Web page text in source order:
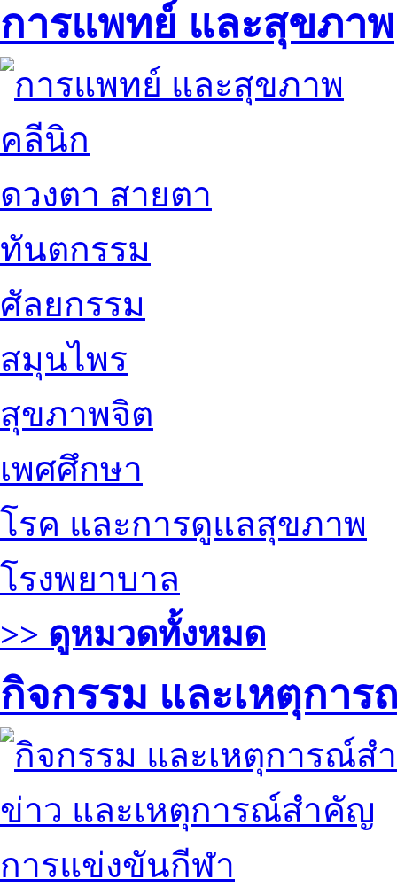
การแพทย์ และสุขภาพ
คลีนิก
ดวงตา สายตา
ทันตกรรม
ศัลยกรรม
สมุนไพร
สุขภาพจิต
เพศศึกษา
โรค และการดูแลสุขภาพ
โรงพยาบาล
>> ดูหมวดทั้งหมด
กิจกรรม และเหตุกา
ข่าว และเหตุการณ์สำคัญ
การแข่งขันกีฬา